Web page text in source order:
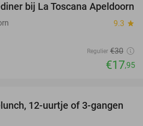
40%
bij La Toscana Apeldoorn
9.3 star
Regulier €30
€17,95
43%
12-uurtje of 3-gangen